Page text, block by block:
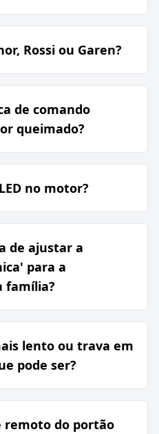
Rossi ou Garen?
de comando
queimado?
no motor?
de ajustar a
para a
família?
lento ou trava em
pode ser?
remoto do portão